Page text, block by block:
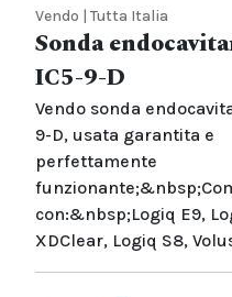
Vendo | Tutta Italia
Sonda
IC5-9-D
Vendo sonda
9-D, usata garantita e
perfettamente
con:&nbsp;Logiq E9,
XDClear, Logiq S8,